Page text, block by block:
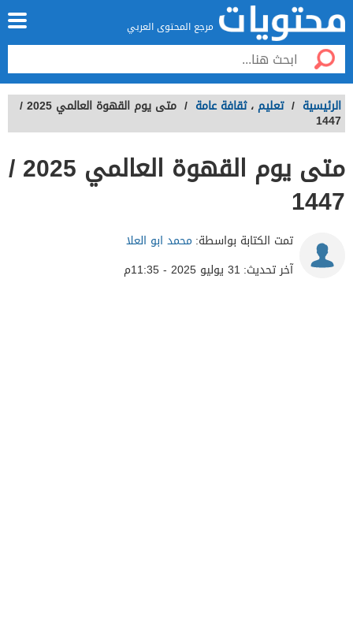
مرجع المحتوى العربي
الرئيسية / تعليم ، ثقافة عامة / متى يوم القهوة العالمي 2025 /
1447
متى يوم القهوة العالمي 2025 /
1447
تمت الكتابة بواسطة: محمد ابو العلا
آخر تحديث: 31 يوليو 2025 - 11:35م